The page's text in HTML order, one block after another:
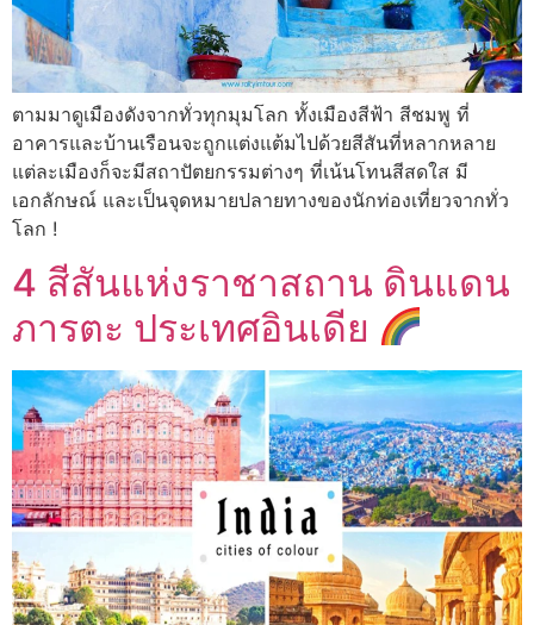
ตามมาดูเมืองดังจากทั่วทุกมุมโลก ทั้งเมืองสีฟ้า สีชมพู ที่
อาคารและบ้านเรือนจะถูกแต่งแต้มไปด้วยสีสันที่หลากหลาย
แต่ละเมืองก็จะมีสถาปัตยกรรมต่างๆ ที่เน้นโทนสีสดใส มี
เอกลักษณ์ และเป็นจุดหมายปลายทางของนักท่องเที่ยวจากทั่ว
โลก !
4 สีสันแห่งราชาสถาน ดินแดน
ภารตะ ประเทศอินเดีย